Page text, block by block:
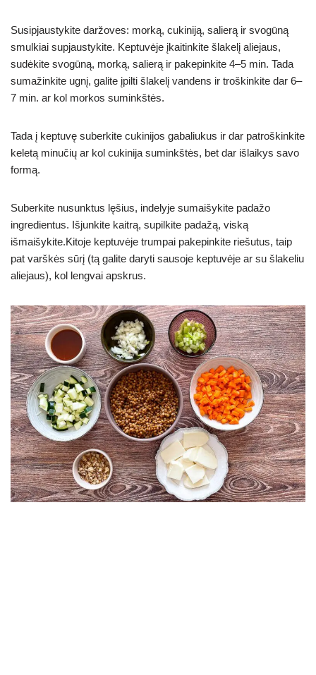
Susipjaustykite daržoves: morką, cukiniją, salierą ir svogūną
smulkiai supjaustykite. Keptuvėje įkaitinkite šlakelį aliejaus,
sudėkite svogūną, morką, salierą ir pakepinkite 4–5 min. Tada
sumažinkite ugnį, galite įpilti šlakelį vandens ir troškinkite dar 6–
7 min. ar kol morkos suminkštės.
Tada į keptuvę suberkite cukinijos gabaliukus ir dar patroškinkite
keletą minučių ar kol cukinija suminkštės, bet dar išlaikys savo
formą.
Suberkite nusunktus lęšius, indelyje sumaišykite padažo
ingredientus. Išjunkite kaitrą, supilkite padažą, viską
išmaišykite.Kitoje keptuvėje trumpai pakepinkite riešutus, taip
pat varškės sūrį (tą galite daryti sausoje keptuvėje ar su šlakeliu
aliejaus), kol lengvai apskrus.